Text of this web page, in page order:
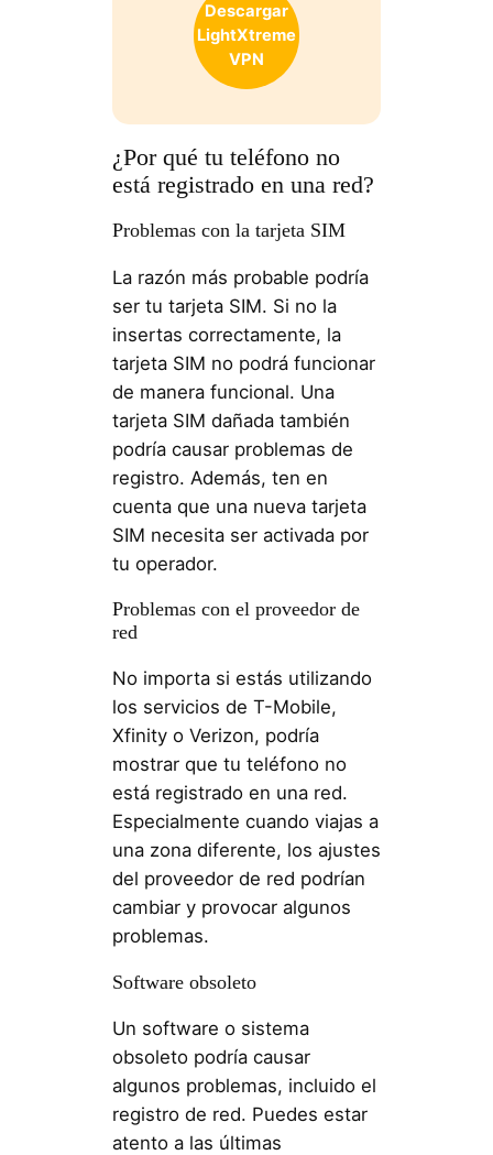
Descargar
LightXtreme
VPN
¿Por qué tu teléfono no
está registrado en una red?
Problemas con la tarjeta SIM
La razón más probable podría
ser tu tarjeta SIM. Si no la
insertas correctamente, la
tarjeta SIM no podrá funcionar
de manera funcional. Una
tarjeta SIM dañada también
podría causar problemas de
registro. Además, ten en
cuenta que una nueva tarjeta
SIM necesita ser activada por
tu operador.
Problemas con el proveedor de
red
No importa si estás utilizando
los servicios de T-Mobile,
Xfinity o Verizon, podría
mostrar que tu teléfono no
está registrado en una red.
Especialmente cuando viajas a
una zona diferente, los ajustes
del proveedor de red podrían
cambiar y provocar algunos
problemas.
Software obsoleto
Un software o sistema
obsoleto podría causar
algunos problemas, incluido el
registro de red. Puedes estar
atento a las últimas